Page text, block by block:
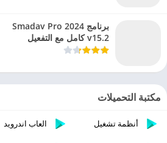
برنامج Smadav Pro 2024
v15.2 كامل مع التفعيل
مكتبة التحميلات
أنظمة تشغيل العاب اندرويد